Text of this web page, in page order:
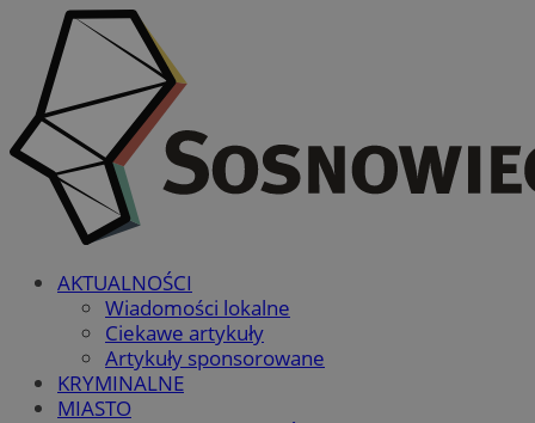
AKTUALNOŚCI
Wiadomości lokalne
Ciekawe artykuły
Artykuły sponsorowane
KRYMINALNE
MIASTO